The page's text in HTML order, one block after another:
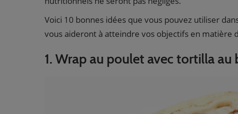
Voici 10 bonnes idées que vous pouvez utiliser
vous aideront à atteindre vos objectifs en matière
1. Wrap au poulet avec tortilla